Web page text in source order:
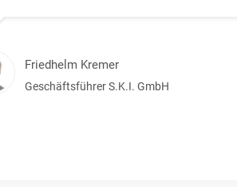
Friedhelm Kremer
Geschäftsführer S.K.I. GmbH